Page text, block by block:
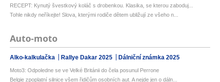
RECEPT: Kynutý švestkový koláč s drobenkou. Klasika, se kterou zaboduj...
Tohle nikdy neříkejte! Slova, kterými rodiče dětem ubližují ze všeho n...
Auto-moto
Alko-kalkulačka Rallye Dakar 2025 Dálniční známka 2025
Moto3: Odpoledne se ve Velké Británii do čela posunul Perrone
Belgie zpoplatní silnice všem řidičům osobních aut. A nejde jen o dáln...